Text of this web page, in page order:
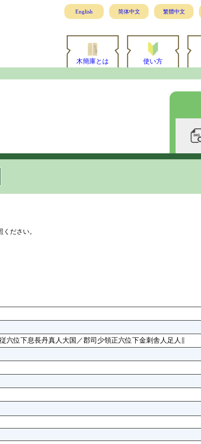
English 简体中文 繁體中文
木簡庫とは 使い方
ください。
位下息長丹真人大国／郡司少領正六位下金刺舎人足人∥